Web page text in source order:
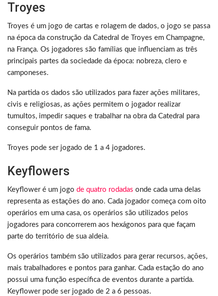
Troyes
Troyes é um jogo de cartas e rolagem de dados, o jogo se passa
na época da construção da Catedral de Troyes em Champagne,
na França. Os jogadores são famílias que influenciam as três
principais partes da sociedade da época: nobreza, clero e
camponeses.
Na partida os dados são utilizados para fazer ações militares,
civis e religiosas, as ações permitem o jogador realizar
tumultos, impedir saques e trabalhar na obra da Catedral para
conseguir pontos de fama.
Troyes pode ser jogado de 1 a 4 jogadores.
Keyflowers
Keyflower é um jogo de quatro rodadas onde cada uma delas
representa as estações do ano. Cada jogador começa com oito
operários em uma casa, os operários são utilizados pelos
jogadores para concorrerem aos hexágonos para que façam
parte do território de sua aldeia.
Os operários também são utilizados para gerar recursos, ações,
mais trabalhadores e pontos para ganhar. Cada estação do ano
possui uma função específica de eventos durante a partida.
Keyflower pode ser jogado de 2 a 6 pessoas.